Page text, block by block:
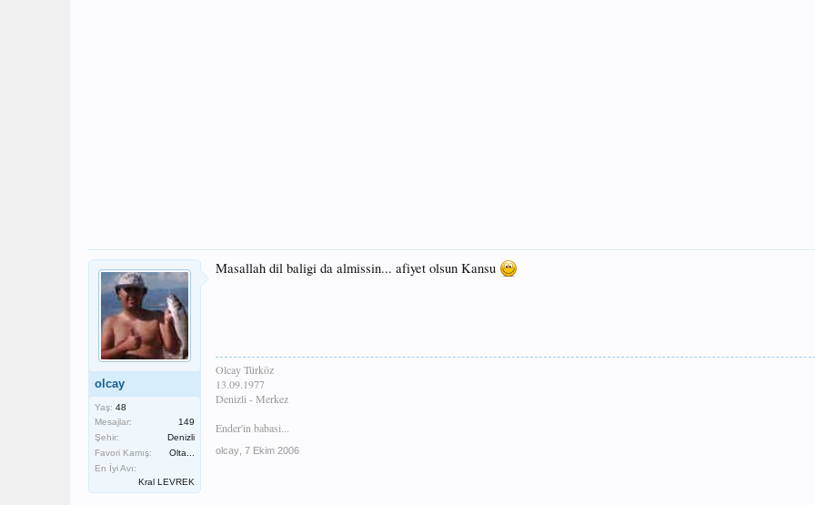
olcay
Yaş: 48
Mesajlar:
149
Şehir:
Denizli
Favori Kamış:
Olta...
En İyi Avı:
Kral LEVREK
Masallah dil baligi da almissin... afiyet olsun Kansu
Olcay Türköz
13.09.1977
Denizli - Merkez
Ender'in babasi...
olcay 7 Ekim 2006